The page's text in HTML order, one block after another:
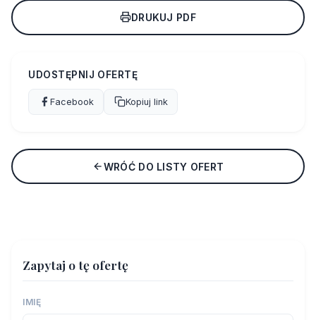
DRUKUJ PDF
UDOSTĘPNIJ OFERTĘ
Facebook Kopiuj link
WRÓĆ DO LISTY OFERT
Zapytaj o tę ofertę
IMIĘ